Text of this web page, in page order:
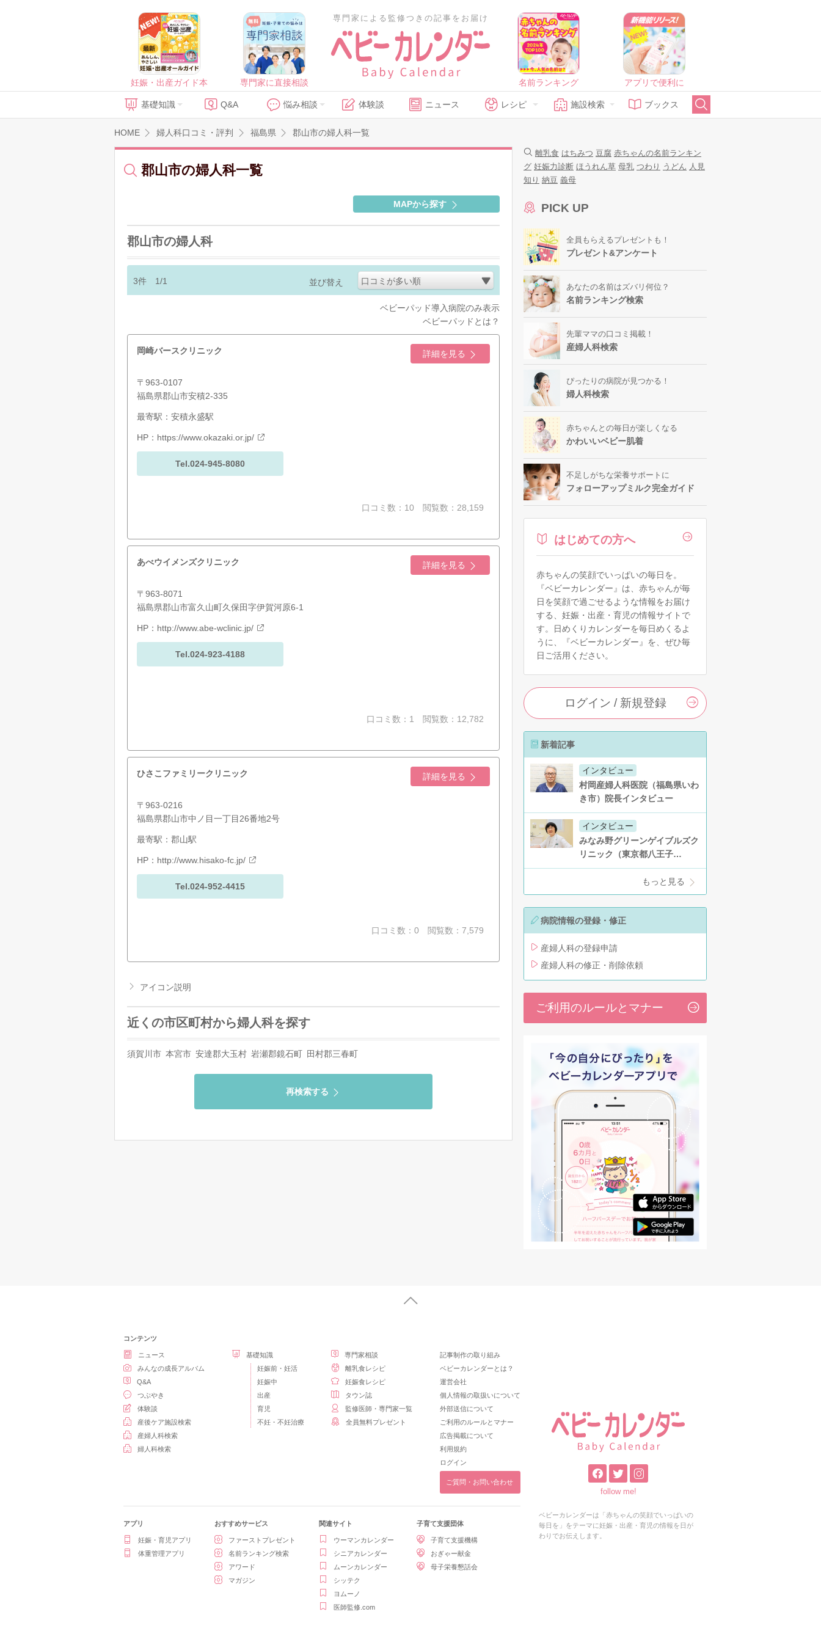
妊娠・出産ガイド本 専門家に直接相談
専門家による監修つきの記事をお届け
名前ランキング アプリで便利に
基礎知識 Q&A 悩み相談 体験談 ニュース レシピ 施設検索 ブックス
HOME 婦人科口コミ・評判 福島県 郡山市の婦人科一覧
郡山市の婦人科一覧
MAPから探す
郡山市の婦人科
3件 1/1 並び替え 口コミが多い順
ベビーパッド導入病院のみ表示
ベビーパッドとは？
詳細を見る
岡崎バースクリニック
〒963-0107
福島県郡山市安積2-335
最寄駅：安積永盛駅
HP： https://www.okazaki.or.jp/
Tel.024-945-8080
口コミ数：10 閲覧数：28,159
詳細を見る
あべウイメンズクリニック
〒963-8071
福島県郡山市富久山町久保田字伊賀河原6-1
HP： http://www.abe-wclinic.jp/
Tel.024-923-4188
口コミ数：1 閲覧数：12,782
詳細を見る
ひさこファミリークリニック
〒963-0216
福島県郡山市中ノ目一丁目26番地2号
最寄駅：郡山駅
HP： http://www.hisako-fc.jp/
Tel.024-952-4415
口コミ数：0 閲覧数：7,579
アイコン説明
近くの市区町村から婦人科を探す
須賀川市 本宮市 安達郡大玉村 岩瀬郡鏡石町 田村郡三春町
再検索する
離乳食 はちみつ 豆腐 赤ちゃんの名前ランキン
グ 妊娠力診断 ほうれん草 母乳 つわり うどん 人見
知り 納豆 義母
PICK UP
全員もらえるプレゼントも！
プレゼント&アンケート
あなたの名前はズバリ何位？
名前ランキング検索
先輩ママの口コミ掲載！
産婦人科検索
ぴったりの病院が見つかる！
婦人科検索
赤ちゃんとの毎日が楽しくなる
かわいいベビー肌着
不足しがちな栄養サポートに
フォローアップミルク完全ガイド
はじめての方へ
赤ちゃんの笑顔でいっぱいの毎日を。
『ベビーカレンダー』は、赤ちゃんが毎
日を笑顔で過ごせるような情報をお届け
する、妊娠・出産・育児の情報サイトで
す。日めくりカレンダーを毎日めくるよ
うに、『ベビーカレンダー』を、ぜひ毎
日ご活用ください。
ログイン / 新規登録
新着記事
インタビュー
村岡産婦人科医院（福島県いわ
き市）院長インタビュー
インタビュー
みなみ野グリーンゲイブルズク
リニック（東京都八王子…
もっと見る
病院情報の登録・修正
産婦人科の登録申請
産婦人科の修正・削除依頼
ご利用のルールとマナー
コンテンツ
ニュース
みんなの成長アルバム
Q&A
つぶやき
体験談
産後ケア施設検索
産婦人科検索
婦人科検索
基礎知識
妊娠前・妊活
妊娠中
出産
育児
不妊・不妊治療
専門家相談
離乳食レシピ
妊娠食レシピ
タウン誌
監修医師・専門家一覧
全員無料プレゼント
記事制作の取り組み
ベビーカレンダーとは？
運営会社
個人情報の取扱いについて
外部送信について
ご利用のルールとマナー
広告掲載について
利用規約
ログイン
ご質問・お問い合わせ
アプリ
妊娠・育児アプリ
体重管理アプリ
おすすめサービス
ファーストプレゼント
名前ランキング検索
アワード
マガジン
関連サイト
ウーマンカレンダー
シニアカレンダー
ムーンカレンダー
シッテク
ヨムーノ
医師監修.com
子育て支援団体
子育て支援機構
おぎゃー献金
母子栄養懇話会
follow me!
ベビーカレンダーは「赤ちゃんの笑顔でいっぱいの
毎日を」をテーマに妊娠・出産・育児の情報を日が
わりでお伝えします。